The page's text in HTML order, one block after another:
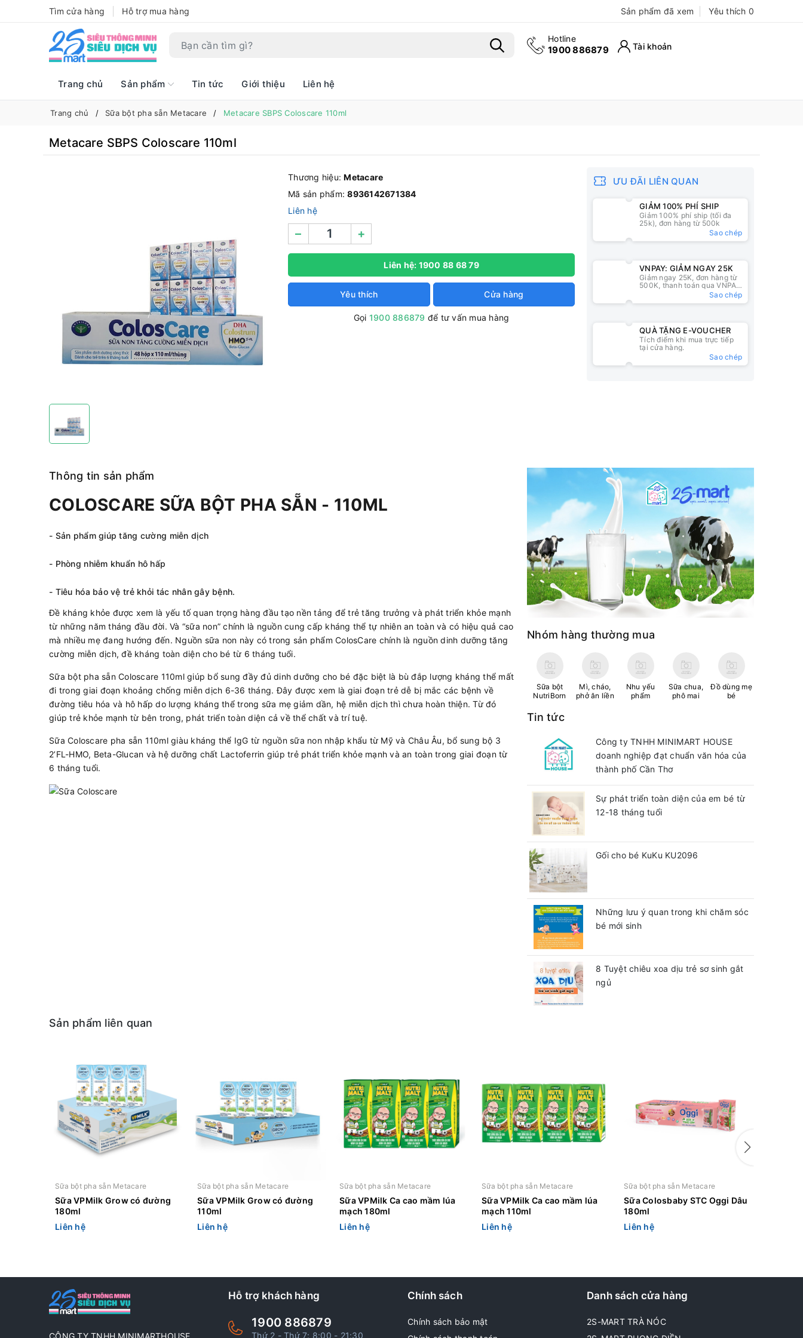
Tìm cửa hàng Hỗ trợ mua hàng Sản phẩm đã xem
Bạn chưa xem sản phẩm nào
Yêu thích 0
Hotline
1900 886879 Tài khoản
Trang chủ Sản phẩm Tin tức Giới thiệu Liên hệ
Trang chủ Sữa bột pha sẵn Metacare Metacare SBPS Coloscare 110ml
Metacare SBPS Coloscare 110ml
Thương hiệu:Metacare
Mã sản phẩm:8936142671384
Liên hệ
– +
Liên hệ: 1900 88 68 79
Yêu thích Cửa hàng
Gọi 1900 886879 để tư vấn mua hàng
ƯU ĐÃI LIÊN QUAN
GIẢM 100% PHÍ SHIP
Giảm 100% phí ship (tối đa
25k), đơn hàng từ 500k
Sao chép
VNPAY: GIẢM NGAY 25K
Giảm ngay 25K, đơn hàng từ
500K, thanh toán qua VNPAY
Sao chép
QUÀ TẶNG E-VOUCHER
Tích điểm khi mua trực tiếp
tại cửa hàng.
Sao chép
Thông tin sản phẩm
COLOSCARE SỮA BỘT PHA SẴN - 110ML
- Sản phẩm giúp tăng cường miễn dịch
- Phòng nhiễm khuẩn hô hấp
- Tiêu hóa bảo vệ trẻ khỏi tác nhân gây bệnh.
Đề kháng khỏe được xem là yếu tố quan trọng hàng đầu tạo nền tảng để trẻ tăng trưởng và phát triển khỏe mạnh
từ những năm tháng đầu đời. Và “sữa non” chính là nguồn cung cấp kháng thể tự nhiên an toàn và có hiệu quả cao
mà nhiều mẹ đang hướng đến. Nguồn sữa non này có trong sản phẩm ColosCare chính là nguồn dinh dưỡng tăng
cường miễn dịch, đề kháng toàn diện cho bé từ 6 tháng tuổi.
Sữa bột pha sẵn Coloscare 110ml giúp bổ sung đầy đủ dinh dưỡng cho bé đặc biệt là bù đắp lượng kháng thể mất
đi trong giai đoạn khoảng chống miễn dịch 6-36 tháng. Đây được xem là giai đoạn trẻ dễ bị mắc các bệnh về
đường tiêu hóa và hô hấp do lượng kháng thể trong sữa mẹ giảm dần, hệ miễn dịch thì chưa hoàn thiện. Từ đó
giúp trẻ khỏe mạnh từ bên trong, phát triển toàn diện cả về thể chất và trí tuệ.
Sữa Coloscare pha sẵn 110ml giàu kháng thể IgG từ nguồn sữa non nhập khẩu từ Mỹ và Châu Âu, bổ sung bộ 3
2’FL-HMO, Beta-Glucan và hệ dưỡng chất Lactoferrin giúp trẻ phát triển khỏe mạnh và an toàn trong giai đoạn từ
6 tháng tuổi.
Nhóm hàng thường mua
Sữa bột
NutriBorn
Mì, cháo,
phở ăn liền
Nhu yếu
phẩm
Sữa chua,
phô mai
Đồ dùng mẹ
bé
Tin tức
Công ty TNHH MINIMART HOUSE
doanh nghiệp đạt chuẩn văn hóa của
thành phố Cần Thơ
Sự phát triển toàn diện của em bé từ
12-18 tháng tuổi
Gối cho bé KuKu KU2096
Những lưu ý quan trong khi chăm sóc
bé mới sinh
8 Tuyệt chiêu xoa dịu trẻ sơ sinh gắt
ngủ
Sản phẩm liên quan
Sữa bột pha sẵn Metacare
Sữa VPMilk Grow có đường
180ml
Liên hệ
Sữa bột pha sẵn Metacare
Sữa VPMilk Grow có đường
110ml
Liên hệ
Sữa bột pha sẵn Metacare
Sữa VPMilk Ca cao mầm lúa
mạch 180ml
Liên hệ
Sữa bột pha sẵn Metacare
Sữa VPMilk Ca cao mầm lúa
mạch 110ml
Liên hệ
Sữa bột pha sẵn Metacare
Sữa Colosbaby STC Oggi Dâu
180ml
Liên hệ
CÔNG TY TNHH MINIMARTHOUSE
Hỗ trợ khách hàng
1900 886879
Thứ 2 - Thứ 7: 8:00 - 21:30
Chính sách
Chính sách bảo mật
Danh sách cửa hàng
2S-MART TRÀ NÓC